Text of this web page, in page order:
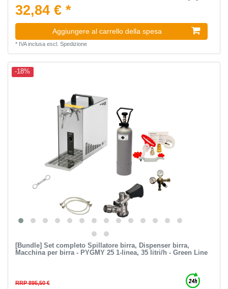
32,84 € *
Aggiungere al carrello della spesa
* IVA inclusaescl. Spedizione
-18%
[Bundle] Set completo Spillatore birra, Dispenser birra,
Macchina per birra - PYGMY 25 1-linea, 35 litri/h - Green Line
RRP 895,50 €